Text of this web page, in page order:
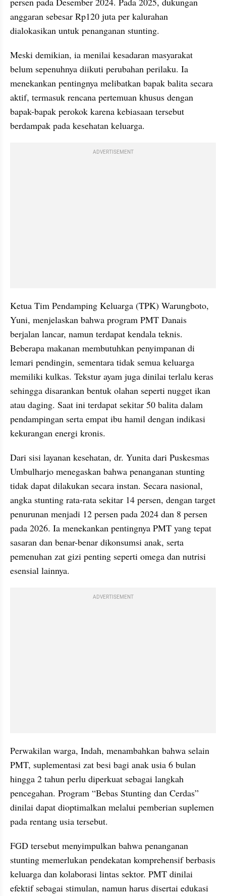
anggaran sebesar Rp120 juta per kalurahan
dialokasikan untuk penanganan stunting.
Meski demikian, ia menilai kesadaran masyarakat
belum sepenuhnya diikuti perubahan perilaku. Ia
menekankan pentingnya melibatkan bapak balita secara
aktif, termasuk rencana pertemuan khusus dengan
bapak-bapak perokok karena kebiasaan tersebut
berdampak pada kesehatan keluarga.
ADVERTISEMENT
Ketua Tim Pendamping Keluarga (TPK) Warungboto,
Yuni, menjelaskan bahwa program PMT Danais
berjalan lancar, namun terdapat kendala teknis.
Beberapa makanan membutuhkan penyimpanan di
lemari pendingin, sementara tidak semua keluarga
memiliki kulkas. Tekstur ayam juga dinilai terlalu keras
sehingga disarankan bentuk olahan seperti nugget ikan
atau daging. Saat ini terdapat sekitar 50 balita dalam
pendampingan serta empat ibu hamil dengan indikasi
kekurangan energi kronis.
Dari sisi layanan kesehatan, dr. Yunita dari Puskesmas
Umbulharjo menegaskan bahwa penanganan stunting
tidak dapat dilakukan secara instan. Secara nasional,
angka stunting rata-rata sekitar 14 persen, dengan target
penurunan menjadi 12 persen pada 2024 dan 8 persen
pada 2026. Ia menekankan pentingnya PMT yang tepat
sasaran dan benar-benar dikonsumsi anak, serta
pemenuhan zat gizi penting seperti omega dan nutrisi
esensial lainnya.
ADVERTISEMENT
Perwakilan warga, Indah, menambahkan bahwa selain
PMT, suplementasi zat besi bagi anak usia 6 bulan
hingga 2 tahun perlu diperkuat sebagai langkah
pencegahan. Program “Bebas Stunting dan Cerdas”
dinilai dapat dioptimalkan melalui pemberian suplemen
pada rentang usia tersebut.
FGD tersebut menyimpulkan bahwa penanganan
stunting memerlukan pendekatan komprehensif berbasis
keluarga dan kolaborasi lintas sektor. PMT dinilai
efektif sebagai stimulan, namun harus disertai edukasi